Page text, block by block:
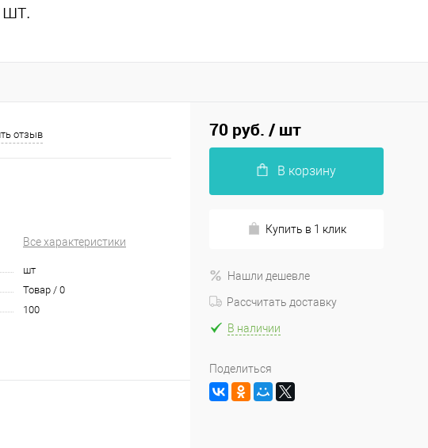
отзыв
Все характеристики
шт
Товар / 0
100
70 руб. / шт
В корзину
Купить в 1 клик
Нашли дешевле
Рассчитать доставку
В наличии
Поделиться